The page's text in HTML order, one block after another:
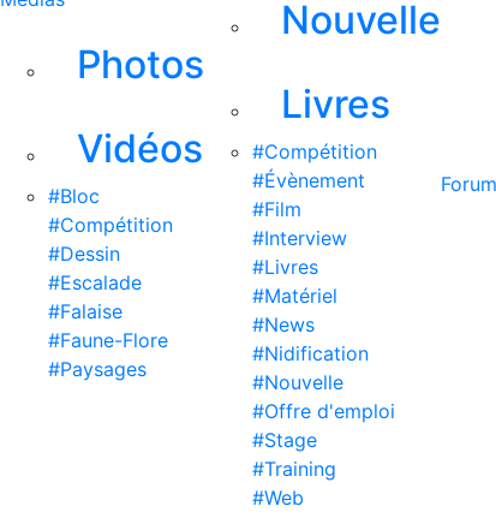
Photos
Vidéos
#Bloc
#Compétition
#Dessin
#Escalade
#Falaise
#Faune-Flore
#Paysages
Nouvelle
Livres
#Compétition
#Évènement
#Film
#Interview
#Livres
#Matériel
#News
#Nidification
#Nouvelle
#Offre d'emploi
#Stage
#Training
#Web
Forum